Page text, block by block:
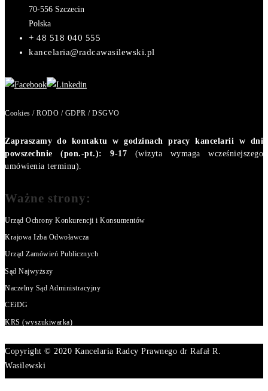
70-556 Szczecin
Polska
+ 48 518 040 555
kancelaria@radcawasilewski.pl
Cookies / RODO / GDPR / DSGVO
Zapraszamy do kontaktu w godzinach pracy kancelarii w dni
powszechnie (pon.-pt.): 9-17 (wizyta wymaga wcześniejszego
umówienia terminu).
Ważne strony:
Urząd Ochrony Konkurencji i Konsumentów
Krajowa Izba Odwoławcza
Urząd Zamówień Publicznych
Sąd Najwyższy
Naczelny Sąd Administracyjny
CEiDG
KRS (wyszukiwarka)
Copyright © 2020 Kancelaria Radcy Prawnego dr Rafał R.
Wasilewski